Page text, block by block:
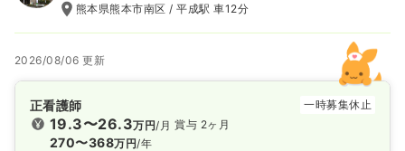
熊本県熊本市南区 / 平成駅 車12分
2026/08/06 更新
正看護師 一時募集休止
19.3〜26.3万円/月
270〜368万円/年
賞与 2ヶ月